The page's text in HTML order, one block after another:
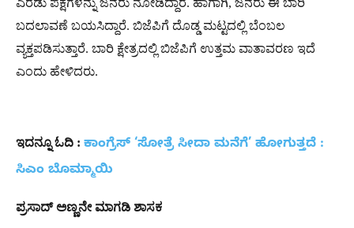
ಬದಲಾವಣೆ ಬಯಸಿದ್ದಾರೆ. ಬಿಜೆಪಿಗೆ ದೊಡ್ಡ ಮಟ್ಟದಲ್ಲಿ ಬೆಂಬಲ
ವ್ಯಕ್ತಪಡಿಸುತ್ತಾರೆ. ಬಾರಿ ಕ್ಷೇತ್ರದಲ್ಲಿ ಬಿಜೆಪಿಗೆ ಉತ್ತಮ ವಾತಾವರಣ ಇದೆ
ಎಂದು ಹೇಳಿದರು.
ಇದನ್ನೂ ಓದಿ : ಕಾಂಗ್ರೆಸ್ ‘ಸೋತ್ರೆ ಸೀದಾ ಮನೆಗೆ’ ಹೋಗುತ್ತದೆ :
ಸಿಎಂ ಬೊಮ್ಮಾಯಿ
ಪ್ರಸಾದ್ ಅಣ್ಣನೇ ಮಾಗಡಿ ಶಾಸಕ